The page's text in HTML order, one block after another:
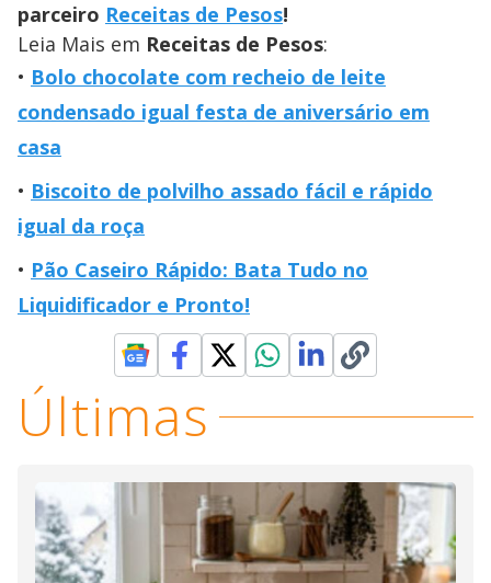
parceiro Receitas de Pesos!
Leia Mais em Receitas de Pesos:
Bolo chocolate com recheio de leite
condensado igual festa de aniversário em
casa
Biscoito de polvilho assado fácil e rápido
igual da roça
Pão Caseiro Rápido: Bata Tudo no
Liquidificador e Pronto!
Últimas